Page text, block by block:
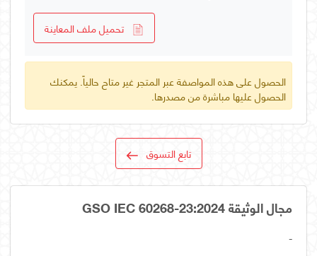
تحميل ملف المعاينة
الحصول على هذه المواصفة عبر المتجر غير متاح حالياً. يمكنك
الحصول عليها مباشرة من مصدرها.
تابع التسوق
مجال الوثيقة GSO IEC 60268-23:2024
-